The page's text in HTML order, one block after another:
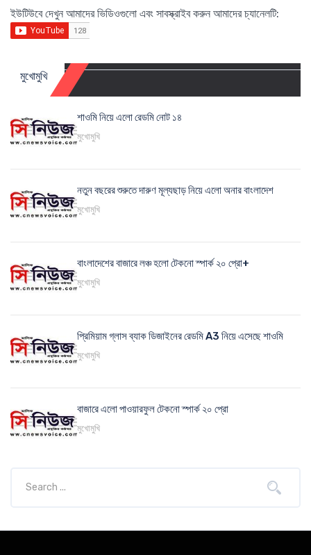
ইউটিউবে দেখুন আমাদের ভিডিওগুলো এবং সাবস্ক্রাইব করুন আমাদের চ্যানেলটি:
মুখোমুখি
শাওমি নিয়ে এলো রেডমি নোট ১৪
মুখোমুখি
নতুন বছরের শুরুতে দারুণ মূল্যছাড় নিয়ে এলো অনার বাংলাদেশ
মুখোমুখি
বাংলাদেশের বাজারে লঞ্চ হলো টেকনো স্পার্ক ২০ প্রো+
মুখোমুখি
প্রিমিয়াম গ্লাস ব্যাক ডিজাইনের রেডমি A3 নিয়ে এসেছে শাওমি
মুখোমুখি
বাজারে এলো পাওয়ারফুল টেকনো স্পার্ক ২০ প্রো
মুখোমুখি